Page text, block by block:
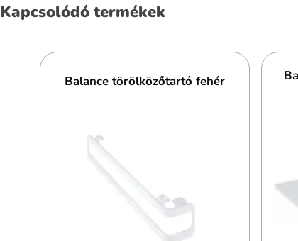
Kapcsolódó termékek
Balance törölközőtartó fehér